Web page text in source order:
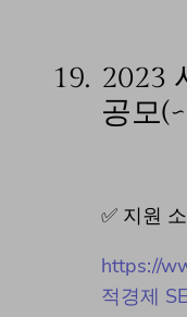
19. 2023
공모
✅ 지원
https://
적경제